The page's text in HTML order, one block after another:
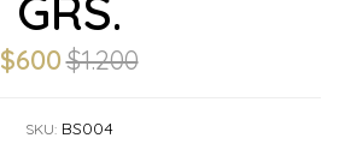
GRS.
$600$1.200
SKU: BS004